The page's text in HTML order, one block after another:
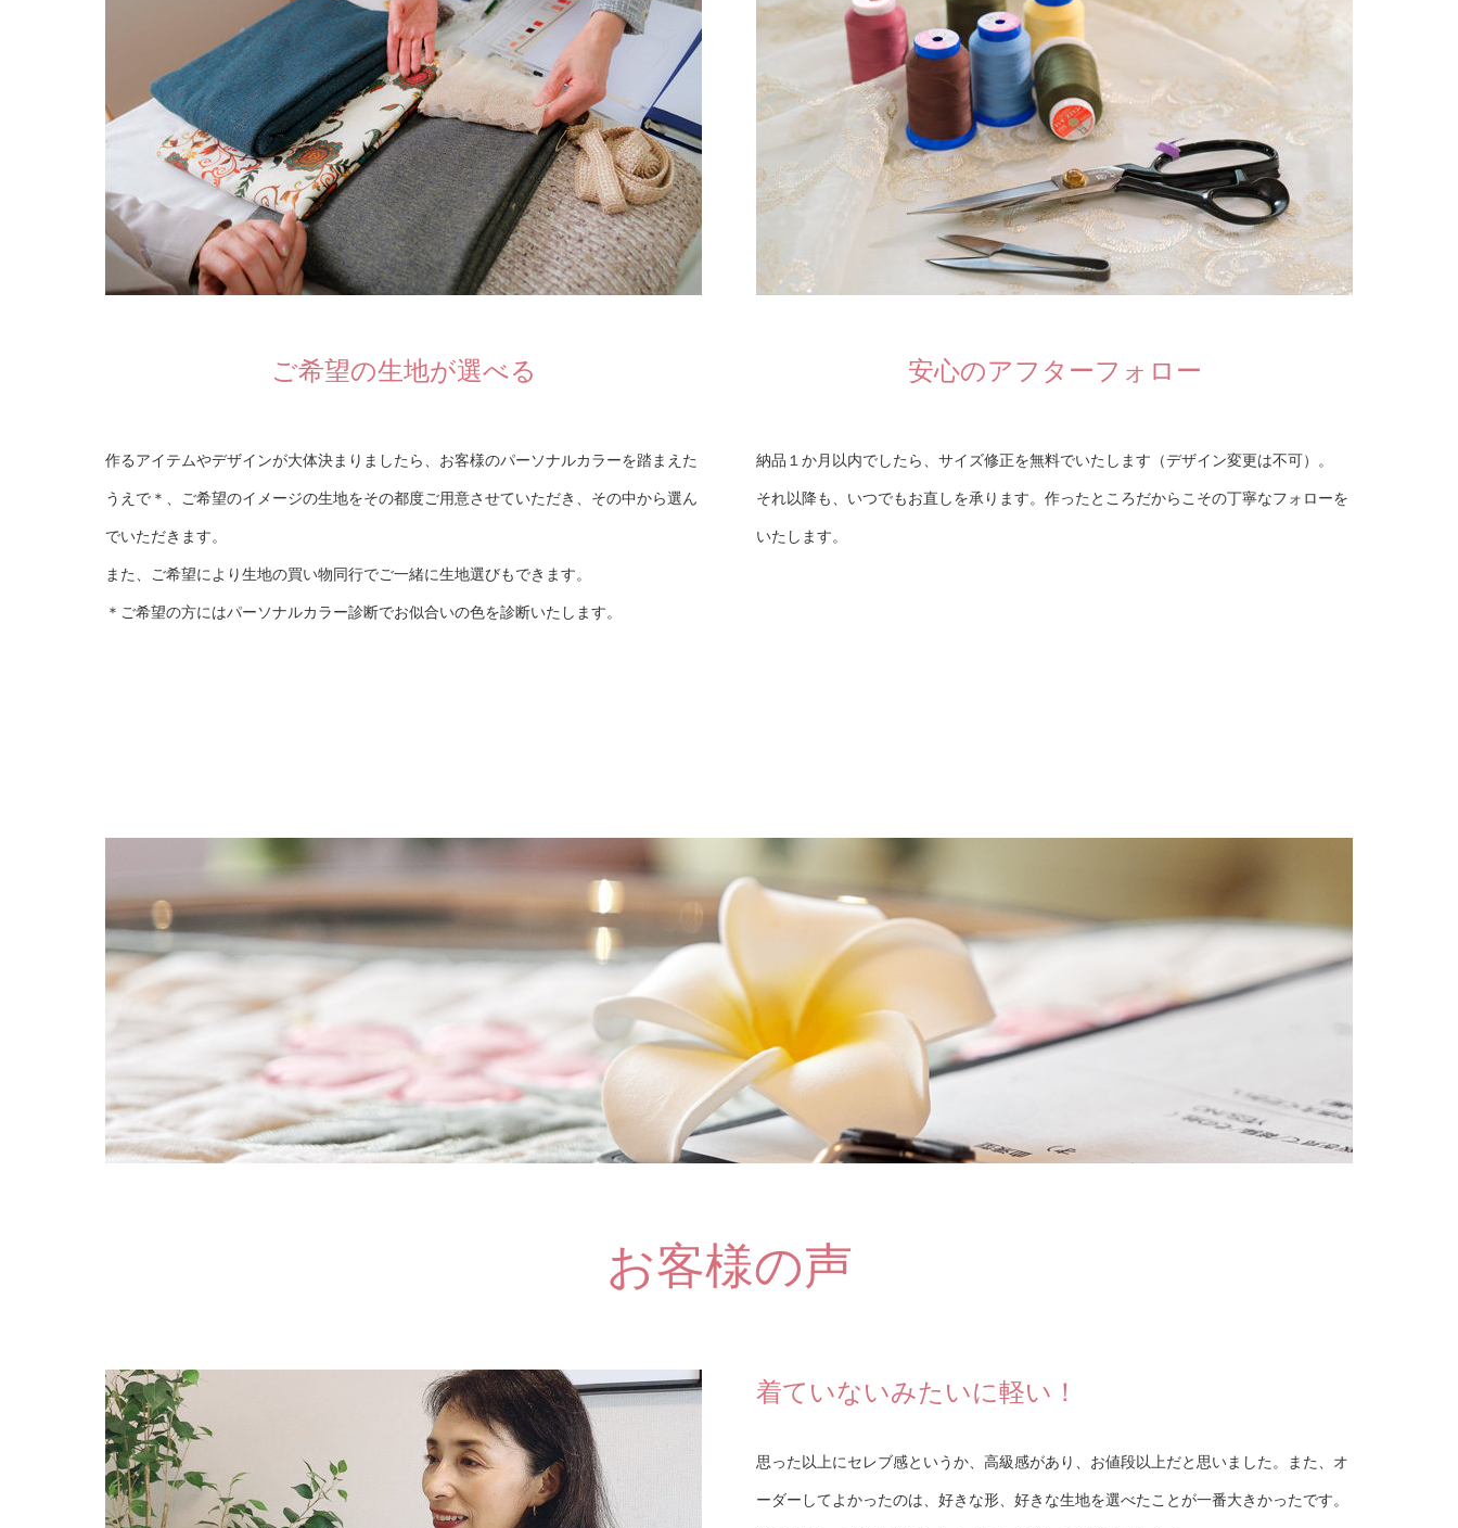
ご希望の生地が選べる
作るアイテムやデザインが大体決まりましたら、お客様のパーソナルカラーを踏まえた
うえで＊、ご希望のイメージの生地をその都度ご用意させていただき、その中から選ん
でいただきます。
また、ご希望により生地の買い物同行でご一緒に生地選びもできます。
＊ご希望の方にはパーソナルカラー診断でお似合いの色を診断いたします。
安心のアフターフォロー
納品１か月以内でしたら、サイズ修正を無料でいたします（デザイン変更は不可）。
それ以降も、いつでもお直しを承ります。作ったところだからこその丁寧なフォローを
いたします。
お客様の声
着ていないみたいに軽い！
思った以上にセレブ感というか、高級感があり、お値段以上だと思いました。また、オ
ーダーしてよかったのは、好きな形、好きな生地を選べたことが一番大きかったです。